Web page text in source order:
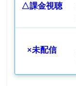
△課金視聴
×未配信